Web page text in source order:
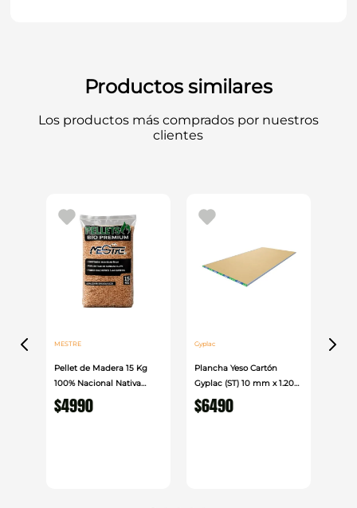
Productos similares
Los productos más comprados por nuestros
clientes
MESTRE
Pellet de Madera 15 Kg
100% Nacional Nativa
Mestre
$4990
Gyplac
Plancha Yeso Cartón
Gyplac (ST) 10 mm x 1.20
cm x 2.40cm
$6490